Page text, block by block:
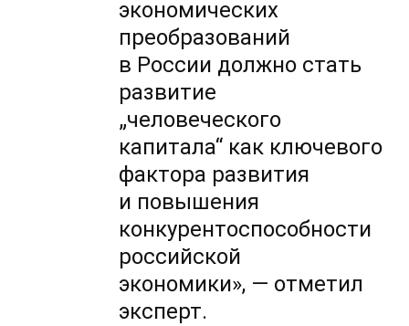
экономических
преобразований
в России должно стать
развитие
„человеческого
капитала“ как ключевого
фактора развития
и повышения
конкурентоспособности
российской
экономики», — отметил
эксперт.